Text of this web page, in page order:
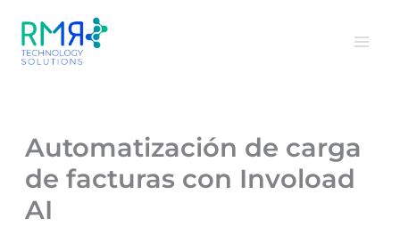
contenido
Automatización de carga
de facturas con Invoload
AI